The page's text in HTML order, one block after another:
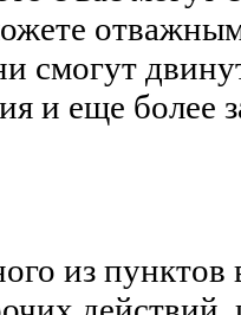
смогут
и еще более
из